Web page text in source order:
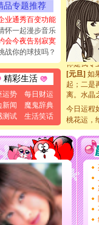
品专题推荐
业通秀百变功能
怀一起漫步音乐
会今夜告别寂寞
战你的球技吗？
精彩生活
运势
每日财运
新闻
魔鬼辞典
测试
生活笑话
天都要快
[圣诞节]
如意,快
[元旦]看
断电。爱
你是我专
[元旦]如
起；二
离。水晶
[元旦]当
泣，这痛
卖了。水
颜！冬去
道一声
[春节]传
片叶子
送你一
[圣诞节]
你太多
要平安
[圣诞节]
今日运程
桃花运，